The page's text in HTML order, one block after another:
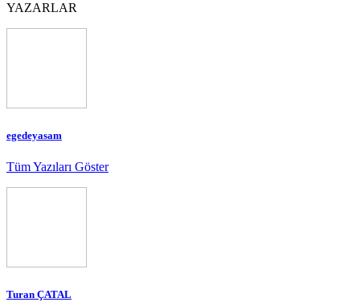
YAZARLAR
egedeyasam
Tüm Yazıları Göster
Turan ÇATAL